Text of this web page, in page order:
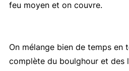
feu moyen et on couvre.
On mélange bien de temps en
complète du boulghour et des